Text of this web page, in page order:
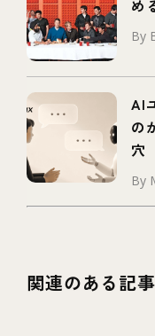
め
By
AI
の
穴
By
関連のある記事